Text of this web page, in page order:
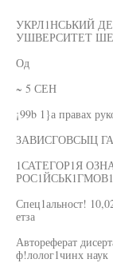
УКРЛ1НСЬКИЙ
УШВЕРСИТЕТ
Од
~ 5 СЕН
¡99b 1}а правах
ЗАВИСГОВСЫЦ
1САТЕГОР1Я
Спец1альност!
етза
Автореферат
ф!лолог1чинх наук